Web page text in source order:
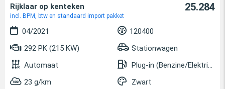
Rijklaar op kenteken
incl. BPM, btw en standaard import pakket
25.284
04/2021
120400
292 PK (215 KW)
Stationwagen
Automaat
Plug-in (Benzine/Elektrisch)
23 g/km
Zwart